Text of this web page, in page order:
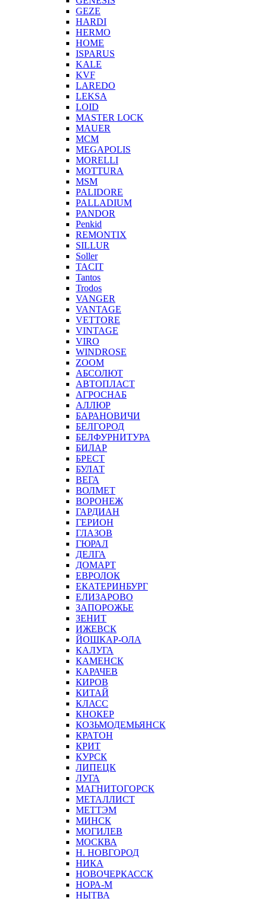
GEZE
HARDI
HERMO
HOMЕ
ISPARUS
KALE
KVF
LAREDO
LEKSA
LOID
MASTER LOCK
MAUER
MCM
MEGAPOLIS
MORELLI
MOTTURA
MSM
PALIDORE
PALLADIUM
PANDOR
Penkid
REMONTIX
SILLUR
Soller
TACIT
Tantos
Trodos
VANGER
VANTAGE
VETTORE
VINTAGE
VIRO
WINDROSE
ZOOM
АБСОЛЮТ
АВТОПЛАСТ
АГРОСНАБ
АЛЛЮР
БАРАНОВИЧИ
БЕЛГОРОД
БЕЛФУРНИТУРА
БИЛАР
БРЕСТ
БУЛАТ
ВЕГА
ВОЛМЕТ
ВОРОНЕЖ
ГАРДИАН
ГЕРИОН
ГЛАЗОВ
ГЮРАЛ
ДЕЛГА
ДОМАРТ
ЕВРОЛОК
ЕКАТЕРИНБУРГ
ЕЛИЗАРОВО
ЗАПОРОЖЬЕ
ЗЕНИТ
ИЖЕВСК
ЙОШКАР-ОЛА
КАЛУГА
КАМЕНСК
КАРАЧЕВ
КИРОВ
КИТАЙ
КЛАСС
КНОКЕР
КОЗЬМОДЕМЬЯНСК
КРАТОН
КРИТ
КУРСК
ЛИПЕЦК
ЛУГА
МАГНИТОГОРСК
МЕТАЛЛИСТ
МЕТТЭМ
МИНСК
МОГИЛЕВ
МОСКВА
Н. НОВГОРОД
НИКА
НОВОЧЕРКАССК
НОРА-М
НЫТВА